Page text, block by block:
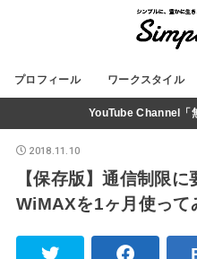
プロフィール ワークスタイル
YouTube Channel「
2018.11.10
【保存版】通信制限
WiMAXを1ヶ月使って